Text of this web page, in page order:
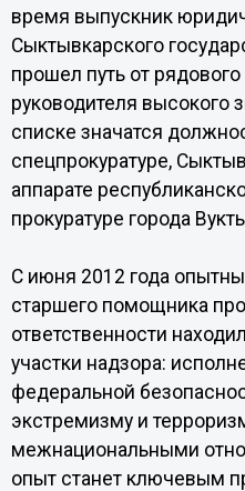
время выпускник
Сыктывкарского
прошел путь от
руководителя высокого
списке значатся
спецпрокуратуре,
аппарате
прокуратуре города
С июня 2012 года
старшего помощника
ответственности
участки надзора:
федеральной
экстремизму и
межнациональными
опыт станет ключевым